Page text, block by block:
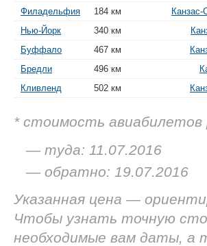
Филадельфия
184 км
Нью-Йорк
340 км
Буффало
467 км
Бредли
496 км
Кливленд
502 км
* стоимость
— туда: 11.07.2016
— обратно: 19.07.2016
Указанная цена —
Чтобы узнать точную
необходимые вам даты, а